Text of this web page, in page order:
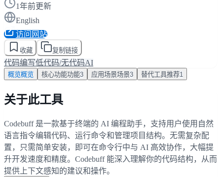
1年前更新
English
访问网站
收藏 复制链接
代码编写低代码/无代码AI
概览概览 核心功能功能3 应用场景场景3 替代工具推荐1
关于此工具
Codebuff 是一款基于终端的 AI 编程助手，支持用户使用自然
语言指令编辑代码、运行命令和管理项目结构。无需复杂配
置，只需简单安装，即可在命令行中与 AI 高效协作，大幅提
升开发速度和精度。Codebuff 能深入理解你的代码结构，从而
提供上下文感知的建议和操作。